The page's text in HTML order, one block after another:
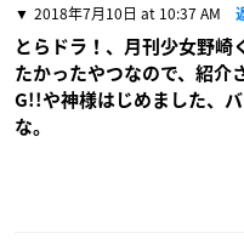
2018年7月10日 at 10:37 AM
とらドラ！、月刊少女野崎
たかったやつなので、紹介
G!!や神様はじめました、
な。